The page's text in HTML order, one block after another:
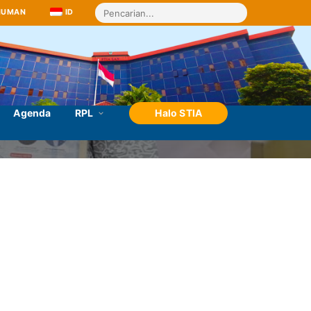
ID
Agenda RPL
Halo STIA